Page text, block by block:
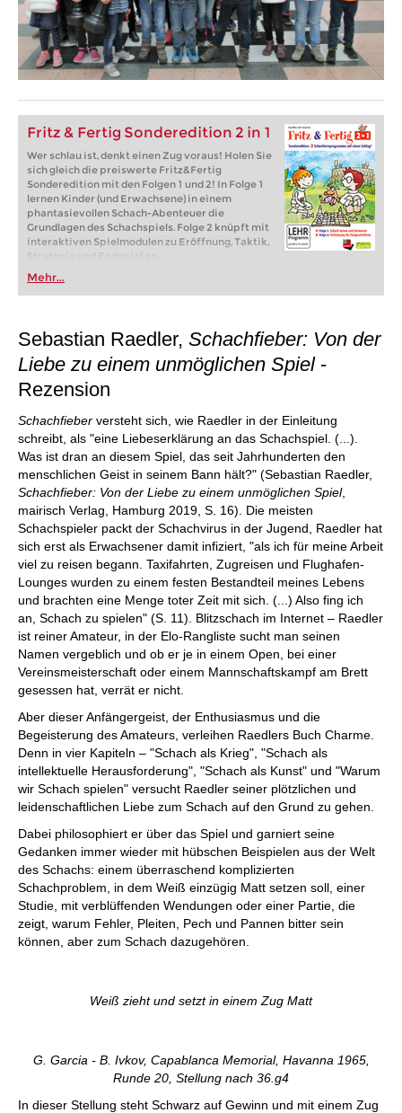
Fritz & Fertig Sonderedition 2 in 1
Wer schlau ist, denkt einen Zug voraus! Holen Sie
sich gleich die preiswerte Fritz&Fertig
Sonderedition mit den Folgen 1 und 2! In Folge 1
lernen Kinder (und Erwachsene) in einem
phantasievollen Schach-Abenteuer die
Grundlagen des Schachspiels. Folge 2 knüpft mit
interaktiven Spielmodulen zu Eröffnung, Taktik,
Strategie und Endspiel an.
Mehr...
Sebastian Raedler, Schachfieber: Von der
Liebe zu einem unmöglichen Spiel-
Rezension
Schachfieber versteht sich, wie Raedler in der Einleitung
schreibt, als "eine Liebeserklärung an das Schachspiel. (...).
Was ist dran an diesem Spiel, das seit Jahrhunderten den
menschlichen Geist in seinem Bann hält?" (Sebastian Raedler,
Schachfieber: Von der Liebe zu einem unmöglichen Spiel,
mairisch Verlag, Hamburg 2019, S. 16). Die meisten
Schachspieler packt der Schachvirus in der Jugend, Raedler hat
sich erst als Erwachsener damit infiziert, "als ich für meine Arbeit
viel zu reisen begann. Taxifahrten, Zugreisen und Flughafen-
Lounges wurden zu einem festen Bestandteil meines Lebens
und brachten eine Menge toter Zeit mit sich. (...) Also fing ich
an, Schach zu spielen" (S. 11). Blitzschach im Internet – Raedler
ist reiner Amateur, in der Elo-Rangliste sucht man seinen
Namen vergeblich und ob er je in einem Open, bei einer
Vereinsmeisterschaft oder einem Mannschaftskampf am Brett
gesessen hat, verrät er nicht.
Aber dieser Anfängergeist, der Enthusiasmus und die
Begeisterung des Amateurs, verleihen Raedlers Buch Charme.
Denn in vier Kapiteln – "Schach als Krieg", "Schach als
intellektuelle Herausforderung", "Schach als Kunst" und "Warum
wir Schach spielen" versucht Raedler seiner plötzlichen und
leidenschaftlichen Liebe zum Schach auf den Grund zu gehen.
Dabei philosophiert er über das Spiel und garniert seine
Gedanken immer wieder mit hübschen Beispielen aus der Welt
des Schachs: einem überraschend komplizierten
Schachproblem, in dem Weiß einzügig Matt setzen soll, einer
Studie, mit verblüffenden Wendungen oder einer Partie, die
zeigt, warum Fehler, Pleiten, Pech und Pannen bitter sein
können, aber zum Schach dazugehören.
Weiß zieht und setzt in einem Zug Matt
G. Garcia - B. Ivkov, Capablanca Memorial, Havanna 1965,
Runde 20, Stellung nach 36.g4
In dieser Stellung steht Schwarz auf Gewinn und mit einem Zug